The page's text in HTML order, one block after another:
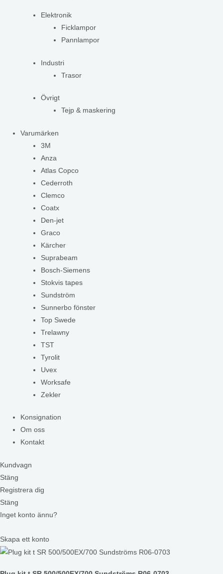
Elektronik
Ficklampor
Pannlampor
Industri
Trasor
Övrigt
Tejp & maskering
Varumärken
3M
Anza
Atlas Copco
Cederroth
Clemco
Coatx
Den-jet
Graco
Kärcher
Suprabeam
Bosch-Siemens
Stokvis tapes
Sundström
Sunnerbo fönster
Top Swede
Trelawny
TST
Tyrolit
Uvex
Worksafe
Zekler
Konsignation
Om oss
Kontakt
Kundvagn
Stäng
Registrera dig
Stäng
Inget konto ännu?
Skapa ett konto